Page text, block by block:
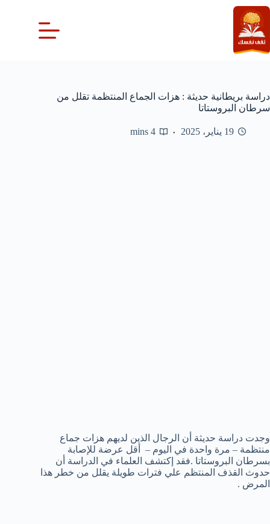
التجاوز
إلى
المحتوى
دراسة بريطانية حديثة : هزات الجماع المنتظمة تقلل من
سرطان البروستاتا
19 يناير، 2025 4 mins
وجدت دراسة حديثة أن الرجال الذين لديهم هزات جماع
منتظمة – مرة واحدة في اليوم – أقل عرضة للإصابة
بسرطان البروستاتا .فقد إكتشف العلماء في الدراسة أن
حدوث القذف المنتظم علي فترات طويلة يقلل من خطر هذا
المرض .